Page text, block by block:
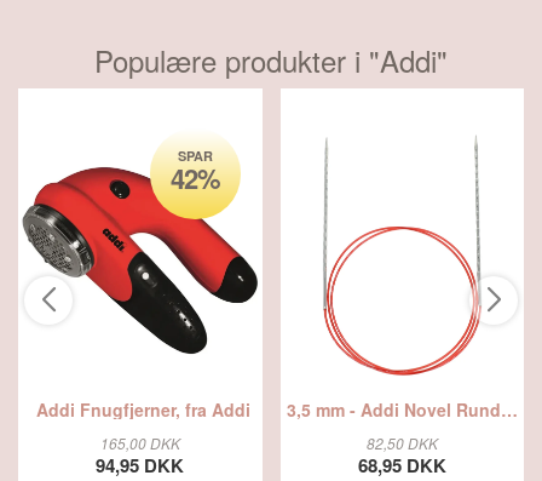
Populære produkter i "Addi"
SPAR
42%
Addi Fnugfjerner, fra Addi
165,00 DKK
94,95 DKK
3,5 mm - Addi Novel Rundpinde 100 cm, fra Addi
82,50 DKK
68,95 DKK